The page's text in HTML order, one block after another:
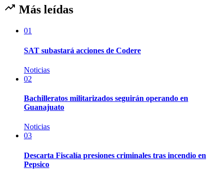
Más leídas
01
SAT subastará acciones de Codere
Noticias
02
Bachilleratos militarizados seguirán operando en
Guanajuato
Noticias
03
Descarta Fiscalía presiones criminales tras incendio en
Pepsico